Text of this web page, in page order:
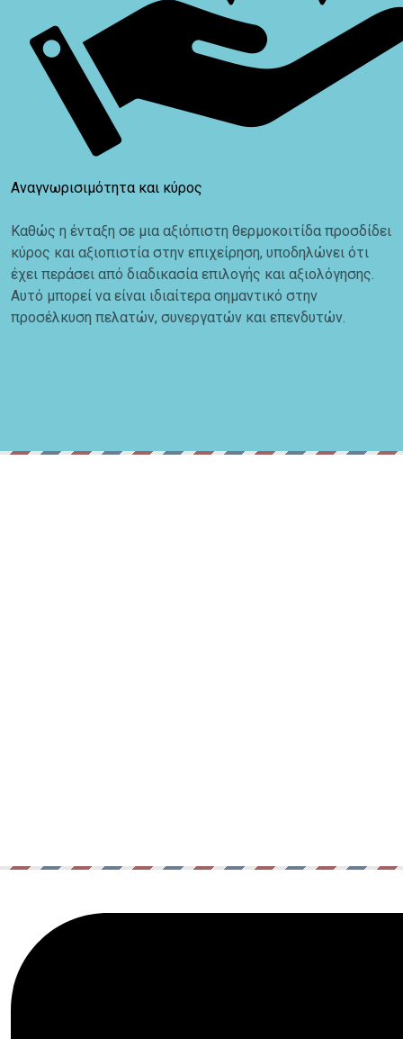
Αναγνωρισιμότητα και κύρος
Καθώς η ένταξη σε μια αξιόπιστη θερμοκοιτίδα προσδίδει
κύρος και αξιοπιστία στην επιχείρηση, υποδηλώνει ότι
έχει περάσει από διαδικασία επιλογής και αξιολόγησης.
Αυτό μπορεί να είναι ιδιαίτερα σημαντικό στην
προσέλκυση πελατών, συνεργατών και επενδυτών.